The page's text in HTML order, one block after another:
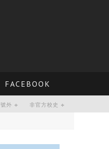
FACEBOOK
號外 非官方校史